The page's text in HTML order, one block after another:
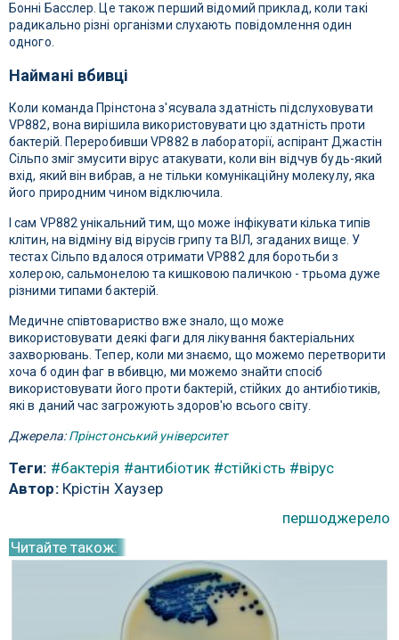
Бонні Басслер. Це також перший відомий приклад, коли такі
радикально різні організми слухають повідомлення один
одного.
Наймані вбивці
Коли команда Прінстона з'ясувала здатність підслуховувати
VP882, вона вирішила використовувати цю здатність проти
бактерій. Переробивши VP882 в лабораторії, аспірант Джастін
Сільпо зміг змусити вірус атакувати, коли він відчув будь-який
вхід, який він вибрав, а не тільки комунікаційну молекулу, яка
його природним чином відключила.
І сам VP882 унікальний тим, що може інфікувати кілька типів
клітин, на відміну від вірусів грипу та ВІЛ, згаданих вище. У
тестах Сільпо вдалося отримати VP882 для боротьби з
холерою, сальмонелою та кишковою паличкою - трьома дуже
різними типами бактерій.
Медичне співтовариство вже знало, що може
використовувати деякі фаги для лікування бактеріальних
захворювань. Тепер, коли ми знаємо, що можемо перетворити
хоча б один фаг в вбивцю, ми можемо знайти спосіб
використовувати його проти бактерій, стійких до антибіотиків,
які в даний час загрожують здоров'ю всього світу.
Джерела:Прінстонський університет
Теги: #бактерія #антибіотик #стійкість #вірус
Автор:Крістін Хаузер
першоджерело
Читайте також: